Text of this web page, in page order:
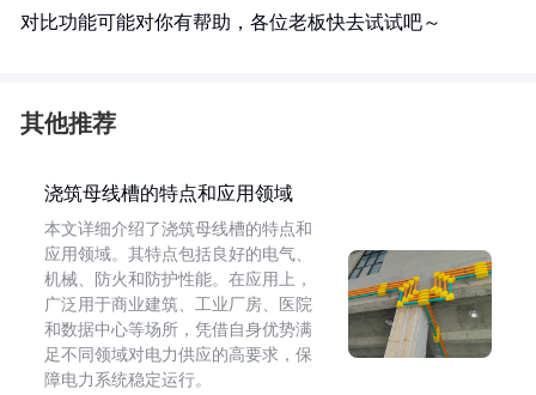
对比功能可能对你有帮助，各位老板快去试试吧～
其他推荐
浇筑母线槽的特点和应用领域
本文详细介绍了浇筑母线槽的特点和
应用领域。其特点包括良好的电气、
机械、防火和防护性能。在应用上，
广泛用于商业建筑、工业厂房、医院
和数据中心等场所，凭借自身优势满
足不同领域对电力供应的高要求，保
障电力系统稳定运行。